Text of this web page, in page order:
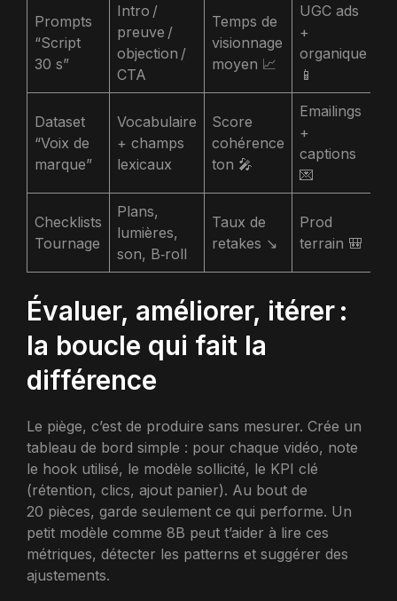
Prompts
“Script
30 s”
Intro /
preuve /
objection /
CTA
Temps de
visionnage
moyen 📈
UGC ads
+
organique
📱
Dataset
“Voix de
marque”
Vocabulaire
+ champs
lexicaux
Score
cohérence
ton 🎤
Emailings
+
captions
💌
Checklists
Tournage
Plans,
lumières,
son, B‑roll
Taux de
retakes ↘️
Prod
terrain 🎒
Évaluer, améliorer, itérer :
la boucle qui fait la
différence
Le piège, c’est de produire sans mesurer. Crée un
tableau de bord simple : pour chaque vidéo, note
le hook utilisé, le modèle sollicité, le KPI clé
(rétention, clics, ajout panier). Au bout de
20 pièces, garde seulement ce qui performe. Un
petit modèle comme 8B peut t’aider à lire ces
métriques, détecter les patterns et suggérer des
ajustements.